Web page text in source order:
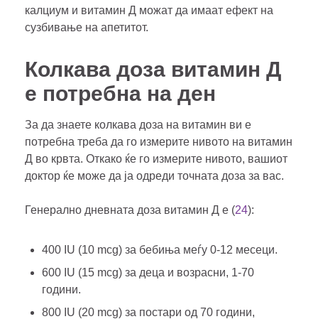
калциум и витамин Д можат да имаат ефект на
сузбивање на апетитот.
Колкава доза витамин Д
е потребна на ден
За да знаете колкава доза на витамин ви е
потребна треба да го измерите нивото на витамин
Д во крвта. Откако ќе го измерите нивото, вашиот
доктор ќе може да ја одреди точната доза за вас.
Генерално дневната доза витамин Д е (24):
400 IU (10 mcg) за бебиња меѓу 0-12 месеци.
600 IU (15 mcg) за деца и возрасни, 1-70
години.
800 IU (20 mcg) за постари од 70 години,